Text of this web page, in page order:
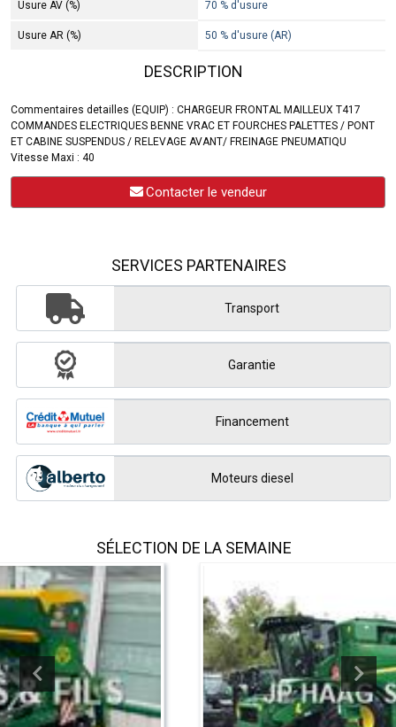
Usure AV (%) 70 % d'usure
Usure AR (%) 50 % d'usure (AR)
DESCRIPTION
Commentaires detailles (EQUIP) : CHARGEUR FRONTAL MAILLEUX T417
COMMANDES ELECTRIQUES BENNE VRAC ET FOURCHES PALETTES / PONT
ET CABINE SUSPENDUS / RELEVAGE AVANT/ FREINAGE PNEUMATIQU
Vitesse Maxi : 40
Contacter le vendeur
SERVICES PARTENAIRES
Transport
Garantie
Financement
Moteurs diesel
SÉLECTION DE LA SEMAINE